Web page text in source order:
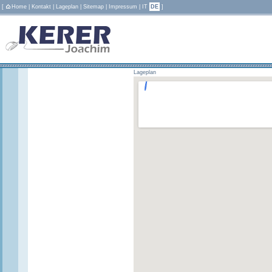
[ Home Kontakt Lageplan Sitemap Impressum IT DE ]
Lageplan